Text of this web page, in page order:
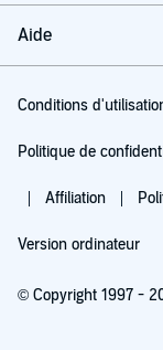
Aide
Conditions
Politique de
Affiliation
Version ordinateur
© Copyright 1997 -